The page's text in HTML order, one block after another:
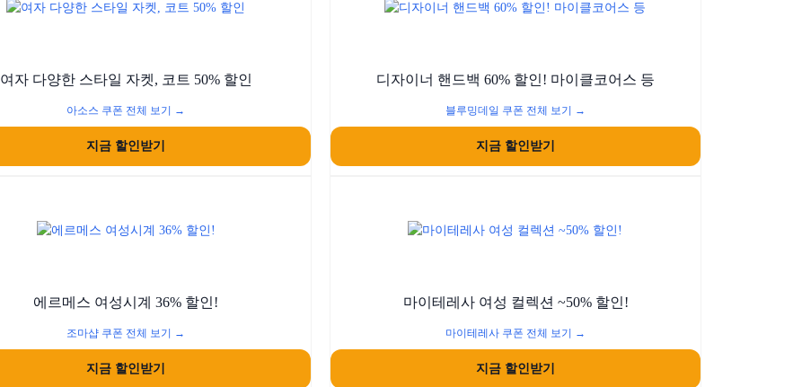
여자 다양한 스타일 자켓, 코트 50% 할인
아소스 쿠폰 전체 보기 →
지금 할인받기
디자이너 핸드백 60% 할인! 마이클코어스 등
블루밍데일 쿠폰 전체 보기 →
지금 할인받기
에르메스 여성시계 36% 할인!
조마샵 쿠폰 전체 보기 →
지금 할인받기
마이테레사 여성 컬렉션 ~50% 할인!
마이테레사 쿠폰 전체 보기 →
지금 할인받기